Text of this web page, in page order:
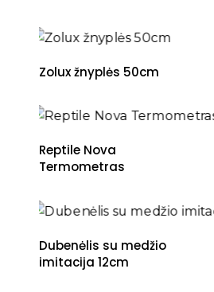
Zolux žnyplės 50cm
Reptile Nova
Termometras
Dubenėlis su medžio
imitacija 12cm